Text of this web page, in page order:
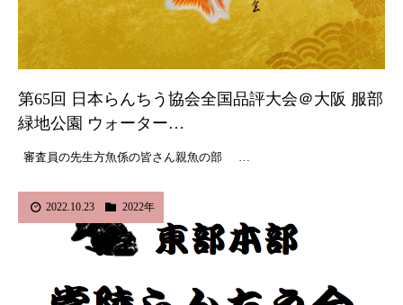
第65回 日本らんちう協会全国品評大会＠大阪 服部
緑地公園 ウォーター…
審査員の先生方魚係の皆さん親魚の部 …
2022.10.23 2022年